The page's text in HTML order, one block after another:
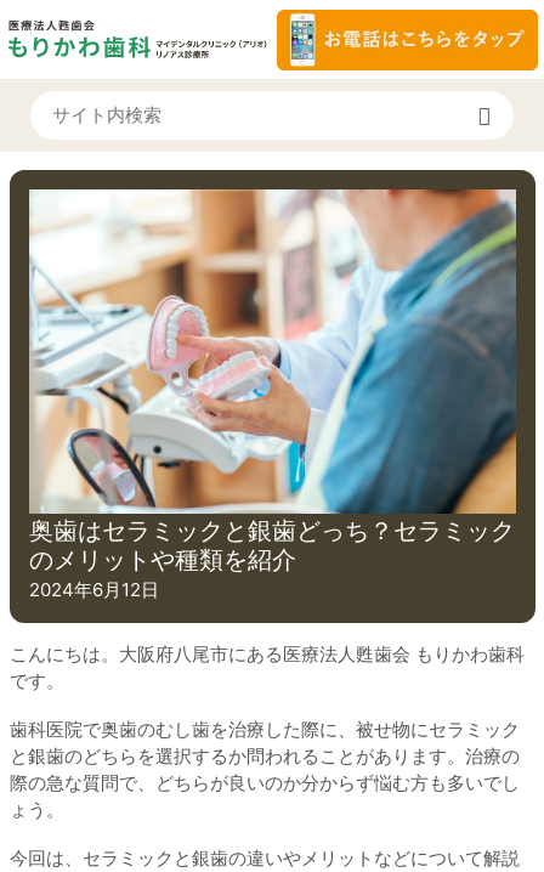
奥歯はセラミックと銀歯どっち？セラミック
のメリットや種類を紹介
2024年6月12日
こんにちは。大阪府八尾市にある医療法人甦歯会 もりかわ歯科
です。
歯科医院で奥歯のむし歯を治療した際に、被せ物にセラミック
と銀歯のどちらを選択するか問われることがあります。治療の
際の急な質問で、どちらが良いのか分からず悩む方も多いでし
ょう。
今回は、セラミックと銀歯の違いやメリットなどについて解説